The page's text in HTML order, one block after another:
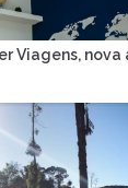
Viagens,